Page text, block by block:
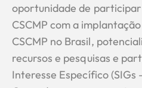
oportunidade de
CSCMP com a
CSCMP no Brasil,
recursos e pesquisas e
Interesse Específico (SIGs